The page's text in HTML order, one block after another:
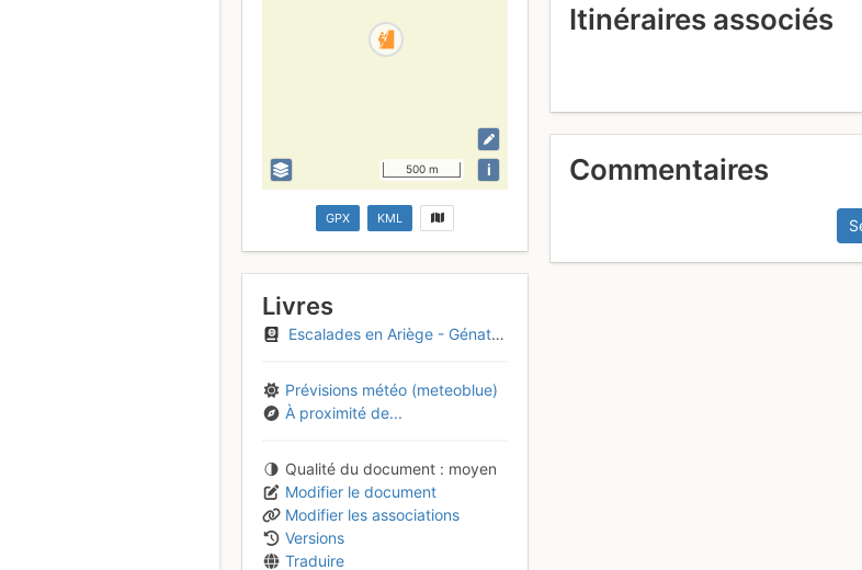
500 m i
GPX KML
Livres
Escalades en Ariège - Génat, Sibada, Baychon.
Prévisions météo (meteoblue)
À proximité de...
Qualité du document
moyen
Modifier le document
Modifier les associations
Versions
Traduire
Itinéraires associés
Commentaires